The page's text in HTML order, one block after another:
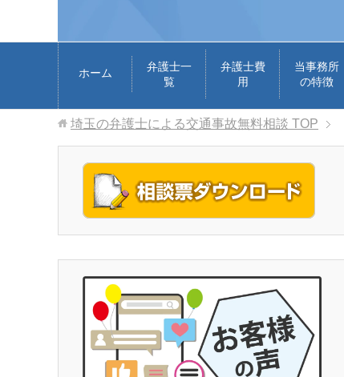
ホーム
弁護士一
覧
弁護士費
用
当事務所
の特徴
埼玉の弁護士による交通事故無料相談 TOP